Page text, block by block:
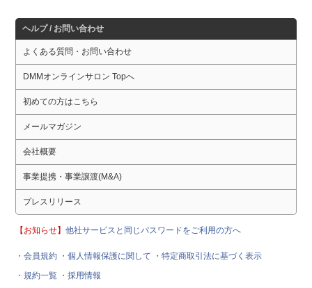
ヘルプ / お問い合わせ
よくある質問・お問い合わせ
DMMオンラインサロン Topへ
初めての方はこちら
メールマガジン
会社概要
事業提携・事業譲渡(M&A)
プレスリリース
【お知らせ】他社サービスと同じパスワードをご利用の方へ
・会員規約 ・個人情報保護に関して
・特定商取引法に基づく表示
・規約一覧 ・採用情報